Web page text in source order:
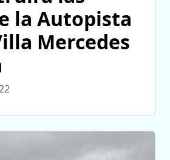
la Autopista
Mercedes